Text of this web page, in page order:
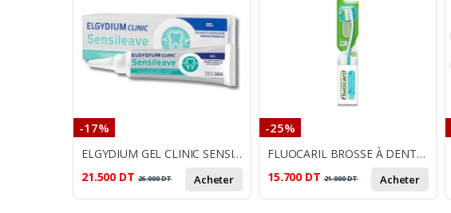
-17%
ELGYDIUM GEL CLINIC SENSILEAVE 30ML
21.500 DT 26.000DT Acheter
-25%
FLUOCARIL BROSSE À DENTS PRÉCISION INTERDENTAIRE MEDIUM
15.700 DT 21.000DT Acheter